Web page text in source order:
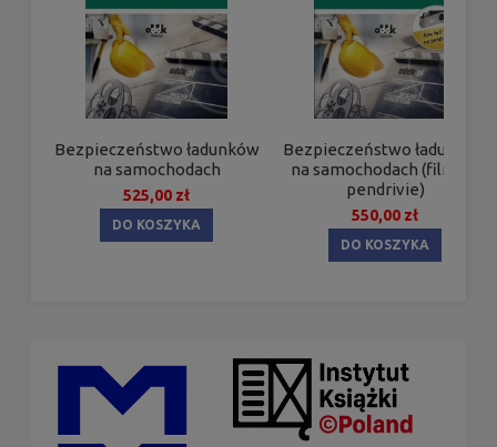
Bezpieczeństwo ładunków
na samochodach
525,00 zł
DO KOSZYKA
Bezpieczeństwo ładunków
na samochodach (film na
pendrivie)
550,00 zł
DO KOSZYKA